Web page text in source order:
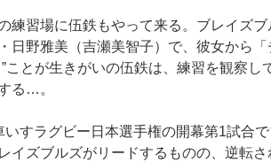
練習場に伍鉄もやって来る。ブレイズブ
日野雅美（吉瀬美智子）で、彼女から
ことが生きがいの伍鉄は、練習を観察し
る…。
すラグビー日本選手権の開幕第1試合
イズブルズがリードするものの、逆転